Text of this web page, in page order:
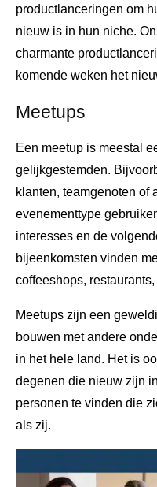
productlanceringen om
nieuw is in hun niche.
charmante
komende weken het
Meetups
Een meetup is meestal
gelijkgestemden.
klanten, teamgenoten of
evenementtype
interesses en de
bijeenkomsten vinden
coffeeshops,
Meetups zijn een
bouwen met andere
in het hele land. Het is
degenen die nieuw zijn
personen te vinden die
als zij.